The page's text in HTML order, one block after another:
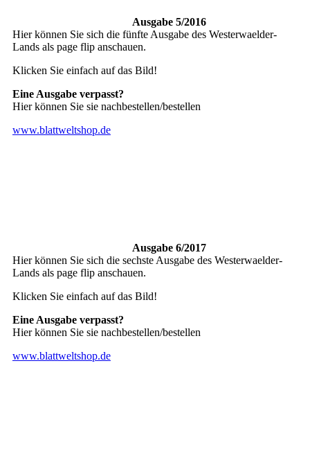
Ausgabe 5/2016
Hier können Sie sich die fünfte Ausgabe des Westerwaelder-
Lands als page flip anschauen.
Klicken Sie einfach auf das Bild!
Eine Ausgabe verpasst?
Hier können Sie sie nachbestellen/bestellen
www.blattweltshop.de
Ausgabe 6/2017
Hier können Sie sich die sechste Ausgabe des Westerwaelder-
Lands als page flip anschauen.
Klicken Sie einfach auf das Bild!
Eine Ausgabe verpasst?
Hier können Sie sie nachbestellen/bestellen
www.blattweltshop.de